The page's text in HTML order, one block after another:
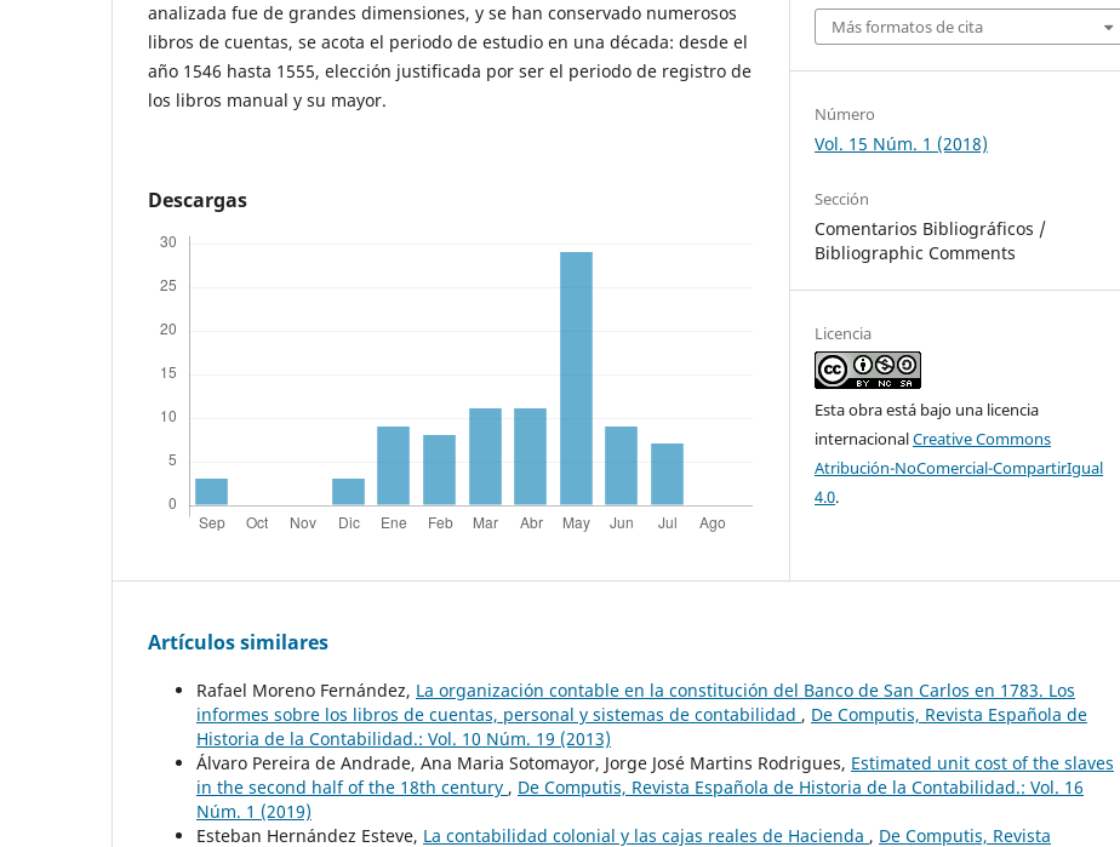
analizada fue de grandes dimensiones, y se han conservado numerosos
libros de cuentas, se acota el periodo de estudio en una década: desde el
año 1546 hasta 1555, elección justificada por ser el periodo de registro de
los libros manual y su mayor.
Descargas
Más formatos de cita
Número
Vol. 15 Núm. 1 (2018)
Sección
Comentarios Bibliográficos /
Bibliographic Comments
Licencia
Esta obra está bajo una licencia
internacionalCreative Commons
Atribución-NoComercial-CompartirIgual
4.0.
Artículos similares
Rafael Moreno Fernández, La organización contable en la constitución del Banco de San Carlos en 1783. Los
informes sobre los libros de cuentas, personal y sistemas de contabilidad , De Computis, Revista Española de
Historia de la Contabilidad.: Vol. 10 Núm. 19 (2013)
Álvaro Pereira de Andrade, Ana Maria Sotomayor, Jorge José Martins Rodrigues, Estimated unit cost of the slaves
in the second half of the 18th century , De Computis, Revista Española de Historia de la Contabilidad.: Vol. 16
Núm. 1 (2019)
Esteban Hernández Esteve, La contabilidad colonial y las cajas reales de Hacienda , De Computis, Revista